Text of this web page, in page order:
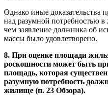
Однако иные доказательства
над разумной потребностью
чем заявление должника об
массы было удовлетворено.
8. При оценке площади
роскошности может быть
площадь, которая
разумную потребность
жилище (п. 23 Обзора).